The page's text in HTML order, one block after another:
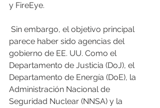
y FireEye.
parece haber sido agencias del
gobierno de EE. UU. Como el
Departamento de Justicia (DoJ), el
Departamento de Energía (DoE), la
Administración Nacional de
Seguridad Nuclear (NNSA) y la